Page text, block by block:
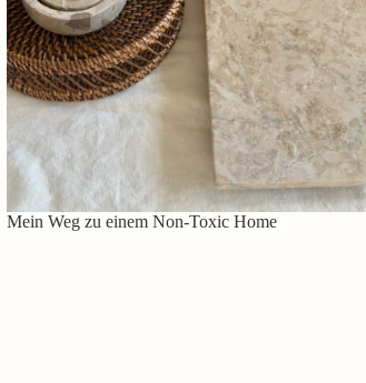
Mein Weg zu einem Non-Toxic Home